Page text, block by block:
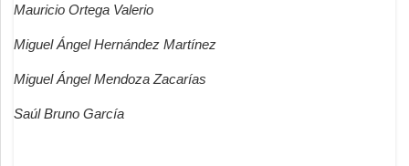
Mauricio Ortega Valerio
Miguel Ángel Hernández Martínez
Miguel Ángel Mendoza Zacarías
Saúl Bruno García